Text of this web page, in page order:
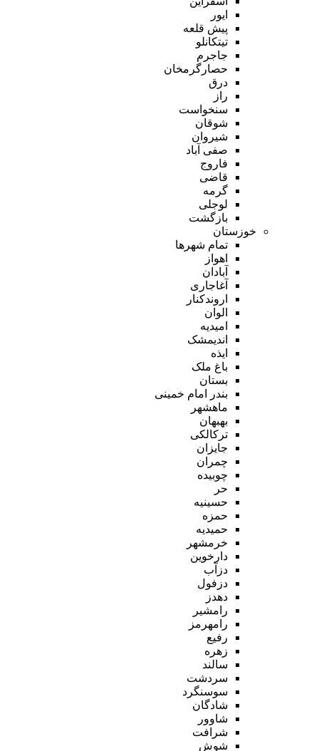
ایور
پیش قلعه
تیتکانلو
جاجرم
حصارگرمخان
درق
راز
سنخواست
شوقان
شیروان
صفی آباد
فاروج
قاضی
گرمه
لوجلی
بازگشت
خوزستان
تمام شهر‌ها
اهواز
آبادان
آغاجاری
اروندکنار
الوان
امیدیه
اندیمشک
ایذه
باغ ملک
بستان
بندر امام خمینی
ماهشهر
بهبهان
ترکالکی
جایزان
چمران
چوبیده
حر
حسینیه
حمزه
حمیدیه
خرمشهر
دارخوین
دزآب
دزفول
دهدز
رامشیر
رامهرمز
رفیع
زهره
سالند
سردشت
سوسنگرد
شادگان
شاوور
شرافت
شوش